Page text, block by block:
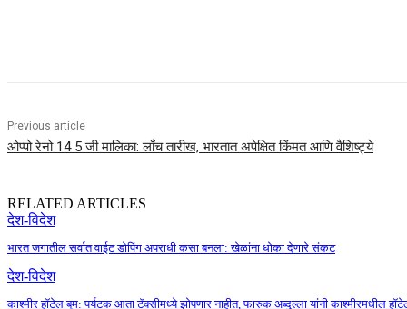
Previous article
ओप्पो रेनो 14 5 जी मालिका: लाँच तारीख, भारतात अपेक्षित किंमत आणि वैशिष्ट्ये
RELATED ARTICLES
देश-विदेश
भारत जगातील सर्वात वाईट डोपिंग अपराधी कसा बनला: खेळांना धोका देणारे संकट
देश-विदेश
काश्मीर हॉटेल बूम: पर्यटक आता टॅक्सीमध्ये झोपणार नाहीत, फारुक अब्दुल्ला यांनी काश्मीरमधील